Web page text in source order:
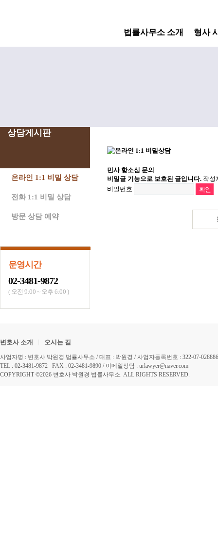
법률사무소 소개 형사
상담게시판
온라인 1:1 비밀 상담
전화 1:1 비밀 상담
방문 상담 예약
운영시간
02-3481-9872
( 오전 9:00 ~ 오후 6:00 )
민사 항소심 문의
비밀글 기능으로 보호된 글입니다. 작성
비밀번호
변호사 소개 오시는 길
사업자명 : 변호사 박원경 법률사무소 / 대표 : 박원경 / 사업자등록번호 : 322-07-
TEL : 02-3481-9872 FAX : 02-3481-9890 / 이메일상담 : urlawyer@naver.com
COPYRIGHT ©2026 변호사 박원경 법률사무소. ALL RIGHTS RESERVED.